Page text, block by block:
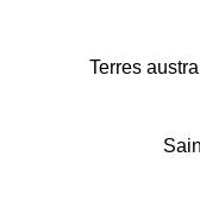
Terres